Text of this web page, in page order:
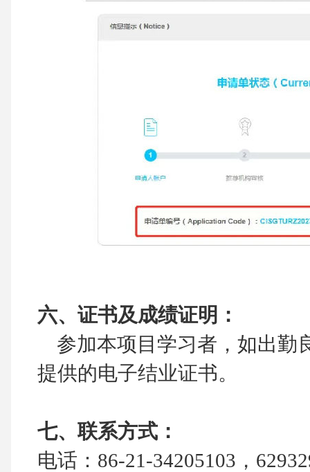
六、证书及成绩证明：
参加本项目学习者，如出勤
提供的电子结业证书。
七、联系方式：
电话：86-21-34205103，